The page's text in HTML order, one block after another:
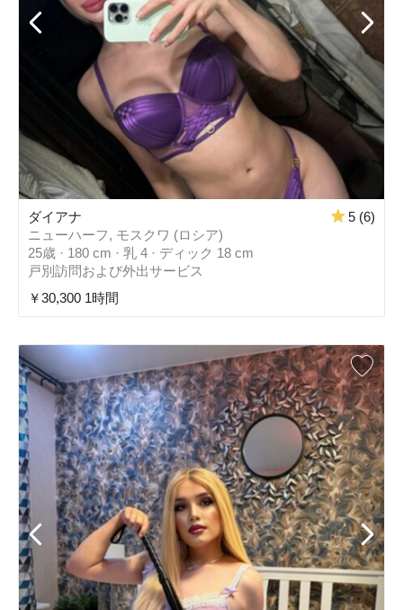
ダイアナ
5 (6)
ニューハーフ, モスクワ (ロシア)
25歳 · 180 cm · 乳 4 · ディック 18 cm
戸別訪問および外出サービス
￥30,300 1時間